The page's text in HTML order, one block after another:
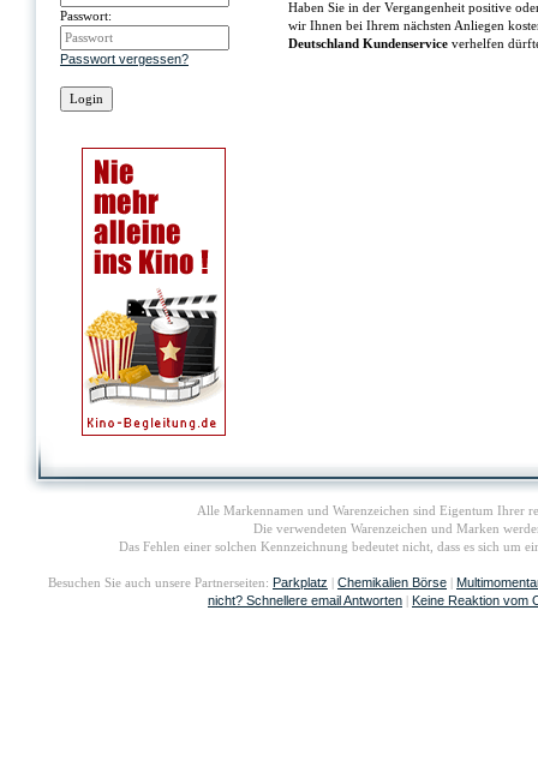
Passwort:
Passwort vergessen?
Haben Sie in der Vergangenheit positive
wir Ihnen bei Ihrem nächsten Anliegen
Deutschland Kundenservice verhelfen
Alle Markennamen und Warenzeichen sind Eigentum Ihrer
Die verwendeten Warenzeichen und Marken
Das Fehlen einer solchen Kennzeichnung bedeutet nicht, dass es sich um
Besuchen Sie auch unsere Partnerseiten: Parkplatz Chemikalien Börse
nicht? Schnellere email Antworten
Keine Reaktion vom